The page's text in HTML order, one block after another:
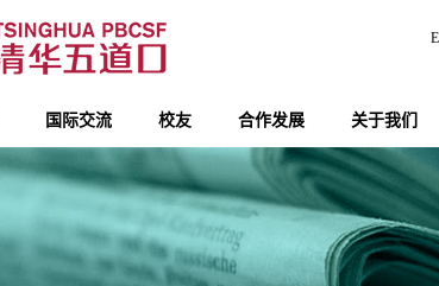
国际交流 校友 合作发展 关于我们